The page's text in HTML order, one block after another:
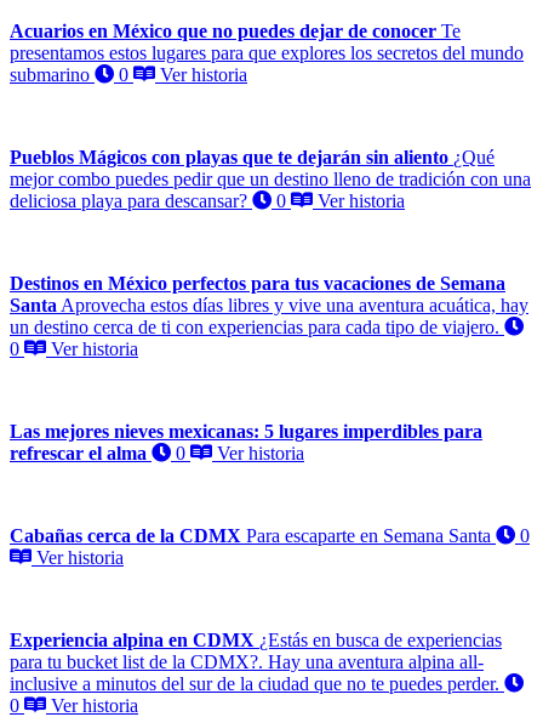
Acuarios en México que no puedes dejar de conocer Te
presentamos estos lugares para que explores los secretos del mundo
submarino
0 Ver historia
Pueblos Mágicos con playas que te dejarán sin aliento ¿Qué
mejor combo puedes pedir que un destino lleno de tradición con una
deliciosa playa para descansar?
0 Ver historia
Destinos en México perfectos para tus vacaciones de Semana
Santa Aprovecha estos días libres y vive una aventura acuática, hay
un destino cerca de ti con experiencias para cada tipo de viajero.
0
Ver historia
Las mejores nieves mexicanas: 5 lugares imperdibles para
refrescar el alma
0 Ver historia
Cabañas cerca de la CDMX Para escaparte en Semana Santa
0
Ver historia
Experiencia alpina en CDMX ¿Estás en busca de experiencias
para tu bucket list de la CDMX?. Hay una aventura alpina all-
inclusive a minutos del sur de la ciudad que no te puedes perder.
0
Ver historia